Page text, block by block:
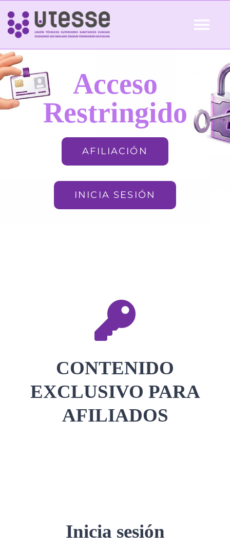
Skip
content
Inicio
QUIÉNES SOMOS Acceso
Restringido
AFILIACIÓN
INICIA SESIÓN
CONTENIDO
EXCLUSIVO PARA
AFILIADOS
Inicia sesión